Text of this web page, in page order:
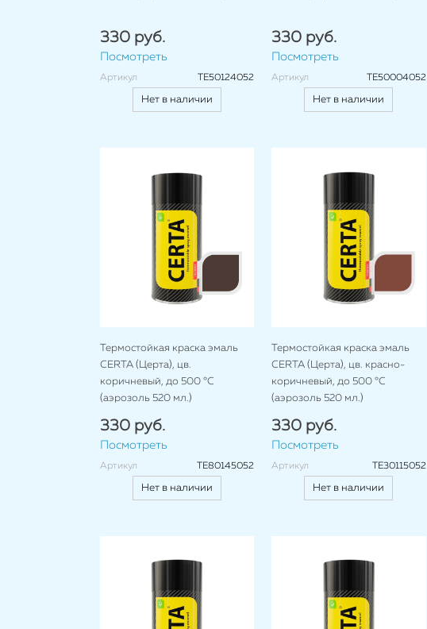
330 руб.
Посмотреть
Артикул TE50124052
Нет в наличии
330 руб.
Посмотреть
Артикул TE50004052
Нет в наличии
Термостойкая краска эмаль
CERTA (Церта), цв.
коричневый, до 500 °C
(аэрозоль 520 мл.)
330 руб.
Посмотреть
Артикул TE80145052
Нет в наличии
Термостойкая краска эмаль
CERTA (Церта), цв. красно-
коричневый, до 500 °C
(аэрозоль 520 мл.)
330 руб.
Посмотреть
Артикул TE30115052
Нет в наличии